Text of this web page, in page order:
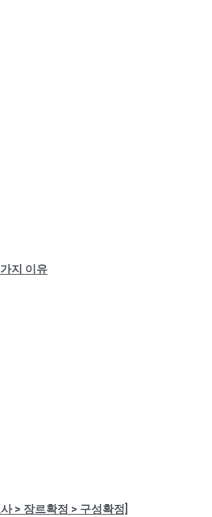
지 이유
> 장르확정 > 구성확정]